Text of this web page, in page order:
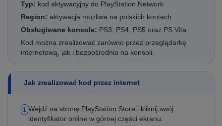
Typ: kod aktywacyjny do PlayStation Network
Region: aktywacja możliwa na polskich kontach
Obsługiwane konsole: PS3, PS4, PS5 oraz PS Vita
Kod można zrealizować zarówno przez przeglądarkę
internetową, jak i bezpośrednio na konsoli.
Jak zrealizować kod przez internet
1 Wejdź na stronę PlayStation Store i kliknij swój
identyfikator online w górnej części ekranu.